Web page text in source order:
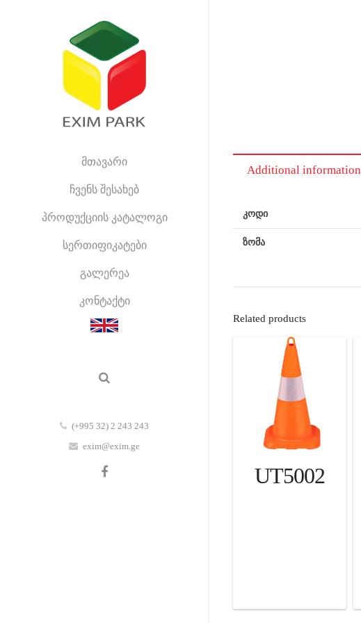
მთავარი
ჩვენს შესახებ
პროდუქციის კატალოგი
სერთიფიკატები
გალერეა
კონტაქტი
(+995 32) 2 243 243
exim@exim.ge
Additional information
კოდი
ზომა
Related products
UT5002